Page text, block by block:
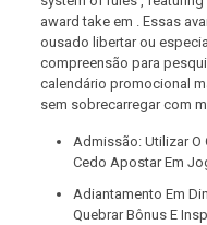
award take em . Essas
ousado libertar ou
compreensão para
calendário promocional
sem sobrecarregar com
Admissão: Utilizar O
Cedo Apostar Em
Adiantamento Em
Quebrar Bônus E